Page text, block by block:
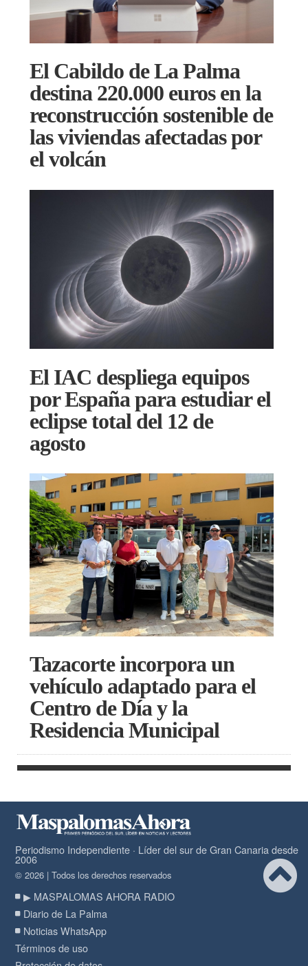
El Cabildo de La Palma
destina 220.000 euros en la
reconstrucción sostenible de
las viviendas afectadas por
el volcán
El IAC despliega equipos
por España para estudiar el
eclipse total del 12 de
agosto
Tazacorte incorpora un
vehículo adaptado para el
Centro de Día y la
Residencia Municipal
Periodismo Independiente · Líder del sur de Gran Canaria desde
2006
© 2026 | Todos los derechos reservados
▶ MASPALOMAS AHORA RADIO
Diario de La Palma
Noticias WhatsApp
Términos de uso